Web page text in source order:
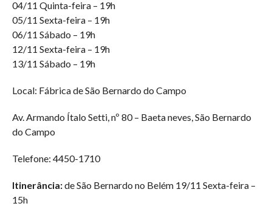
04/11 Quinta-feira – 19h
05/11 Sexta-feira – 19h
06/11 Sábado – 19h
12/11 Sexta-feira – 19h
13/11 Sábado – 19h
Local: Fábrica de São Bernardo do Campo
Av. Armando Ítalo Setti, nº 80 – Baeta neves, São Bernardo
do Campo
Telefone: 4450-1710
Itinerância:de São Bernardo no Belém 19/11 Sexta-feira –
15h